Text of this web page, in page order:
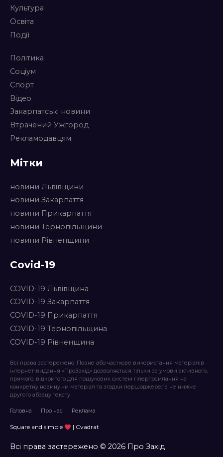
Культура
Освіта
Події
Політика
Соціум
Спорт
Відео
Закарпатські новини
Втрачений Ужгород
Рекламодавцям
Мітки
новини Львівщини
новини Закарпаття
новини Прикарпаття
новини Тернопільщини
новини Рівненщини
Covid-19
COVID-19 Львівщина
COVID-19 Закарпаття
COVID-19 Прикарпаття
COVID-19 Тернопільщина
COVID-19 Рівненщина
Всі права застережено. Повне або часткове використання матеріалів
інтернет-видання «ПроЗахід» дозволяється тільки за умови активного,
прямого, відкритого для пошукових систем гіперпосилання на
конкретну новину чи матеріал та згадки першоджерела не нижче
другого абзацу тексту.
Головна Про нас Реклама
Square and simple | Cvadrat
Всі права застережено © 2026 Про Захід